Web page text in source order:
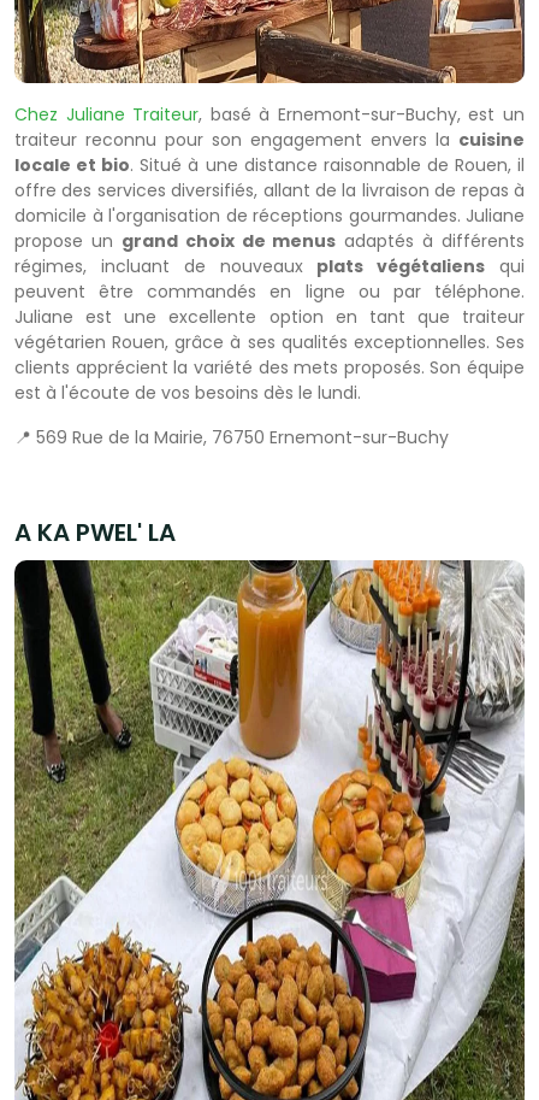
Chez Juliane Traiteur, basé à Ernemont-sur-Buchy, est un
traiteur reconnu pour son engagement envers la cuisine
locale et bio. Situé à une distance raisonnable de Rouen, il
offre des services diversifiés, allant de la livraison de repas à
domicile à l'organisation de réceptions gourmandes. Juliane
propose un grand choix de menus adaptés à différents
régimes, incluant de nouveaux plats végétaliens qui
peuvent être commandés en ligne ou par téléphone.
Juliane est une excellente option en tant que traiteur
végétarien Rouen, grâce à ses qualités exceptionnelles. Ses
clients apprécient la variété des mets proposés. Son équipe
est à l'écoute de vos besoins dès le lundi.
📍 569 Rue de la Mairie, 76750 Ernemont-sur-Buchy
A KA PWEL' LA